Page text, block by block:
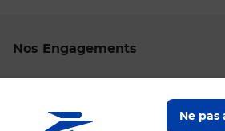
Ne
Nos Engagements
Localiser un bureau de poste